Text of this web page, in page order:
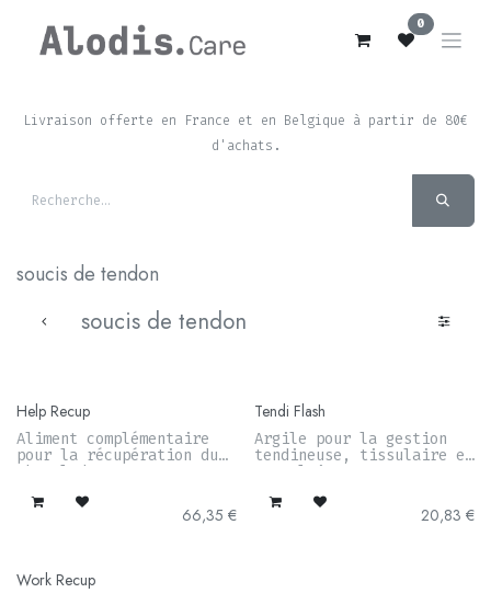
0
Livraison offerte en France et en Belgique à partir de 80€
d'achats.
soucis de tendon
soucis de tendon
Help Recup
Aliment complémentaire
pour la récupération du
cheval de sport
66,35 €
Tendi Flash
Argile pour la gestion
tendineuse, tissulaire et
musculaire
20,83 €
Work Recup